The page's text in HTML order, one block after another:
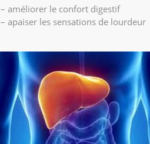
– améliorer le confort digestif
– apaiser les sensations de lourdeur